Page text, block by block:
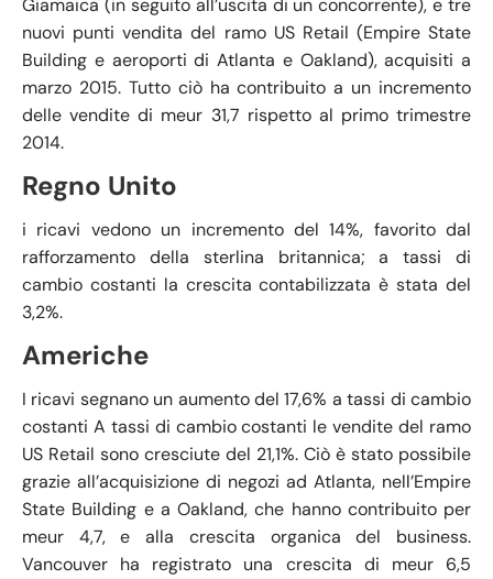
Giamaica (in seguito all’uscita di un concorrente), e tre
nuovi punti vendita del ramo US Retail (Empire State
Building e aeroporti di Atlanta e Oakland), acquisiti a
marzo 2015. Tutto ciò ha contribuito a un incremento
delle vendite di meur 31,7 rispetto al primo trimestre
2014.
Regno Unito
i ricavi vedono un incremento del 14%, favorito dal
rafforzamento della sterlina britannica; a tassi di
cambio costanti la crescita contabilizzata è stata del
3,2%.
Americhe
I ricavi segnano un aumento del 17,6% a tassi di cambio
costanti A tassi di cambio costanti le vendite del ramo
US Retail sono cresciute del 21,1%. Ciò è stato possibile
grazie all’acquisizione di negozi ad Atlanta, nell’Empire
State Building e a Oakland, che hanno contribuito per
meur 4,7, e alla crescita organica del business.
Vancouver ha registrato una crescita di meur 6,5